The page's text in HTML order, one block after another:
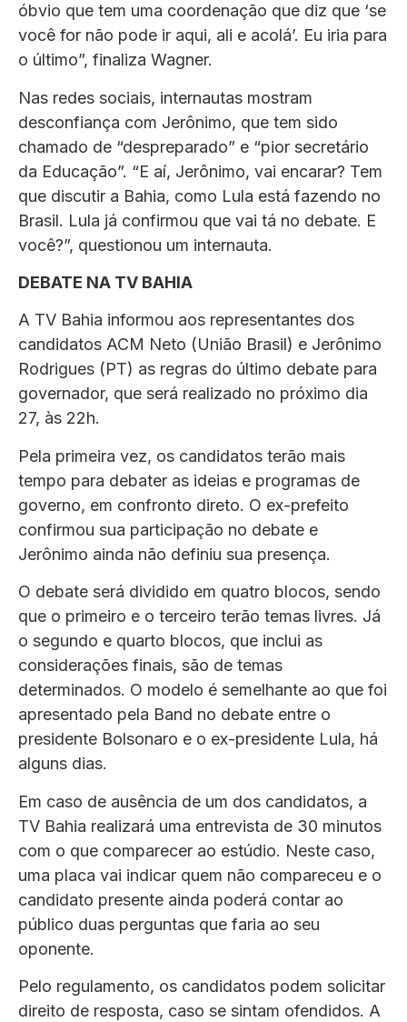
óbvio que tem uma coordenação que diz que ‘se
você for não pode ir aqui, ali e acolá’. Eu iria para
o último”, finaliza Wagner.
Nas redes sociais, internautas mostram
desconfiança com Jerônimo, que tem sido
chamado de “despreparado” e “pior secretário
da Educação”. “E aí, Jerônimo, vai encarar? Tem
que discutir a Bahia, como Lula está fazendo no
Brasil. Lula já confirmou que vai tá no debate. E
você?”, questionou um internauta.
DEBATE NA TV BAHIA
A TV Bahia informou aos representantes dos
candidatos ACM Neto (União Brasil) e Jerônimo
Rodrigues (PT) as regras do último debate para
governador, que será realizado no próximo dia
27, às 22h.
Pela primeira vez, os candidatos terão mais
tempo para debater as ideias e programas de
governo, em confronto direto. O ex-prefeito
confirmou sua participação no debate e
Jerônimo ainda não definiu sua presença.
O debate será dividido em quatro blocos, sendo
que o primeiro e o terceiro terão temas livres. Já
o segundo e quarto blocos, que inclui as
considerações finais, são de temas
determinados. O modelo é semelhante ao que foi
apresentado pela Band no debate entre o
presidente Bolsonaro e o ex-presidente Lula, há
alguns dias.
Em caso de ausência de um dos candidatos, a
TV Bahia realizará uma entrevista de 30 minutos
com o que comparecer ao estúdio. Neste caso,
uma placa vai indicar quem não compareceu e o
candidato presente ainda poderá contar ao
público duas perguntas que faria ao seu
oponente.
Pelo regulamento, os candidatos podem solicitar
direito de resposta, caso se sintam ofendidos. A